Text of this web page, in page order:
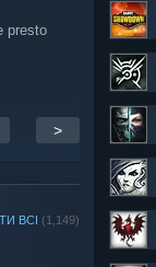
presto
>
ВСІ (1,149)